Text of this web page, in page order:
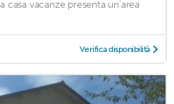
casa vacanze presenta un'area
Verifica disponibilità